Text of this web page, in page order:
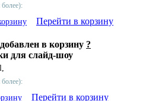
Перейти в корзину
в корзину ?
для слайд-шоу
Перейти в корзину